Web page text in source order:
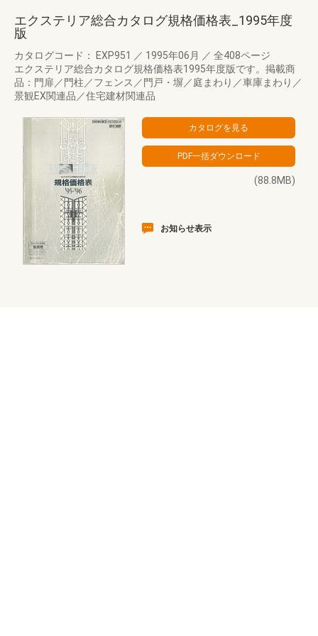
エクステリア総合カタログ規格価格表_1995年度
版
カタログコード： EXP951 ／ 1995年06月 ／ 全408ページ
エクステリア総合カタログ規格価格表1995年度版です。掲載商
品：門扉／門柱／フェンス／門戸・塀／庭まわり／車庫まわり／
景観EX関連品／住宅建材関連品
(88.8MB)
お知らせ表示